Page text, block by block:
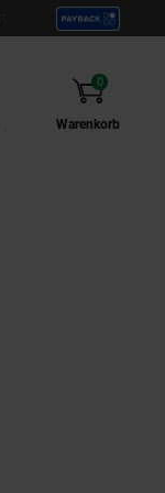
Warenkorb
0
Artikel